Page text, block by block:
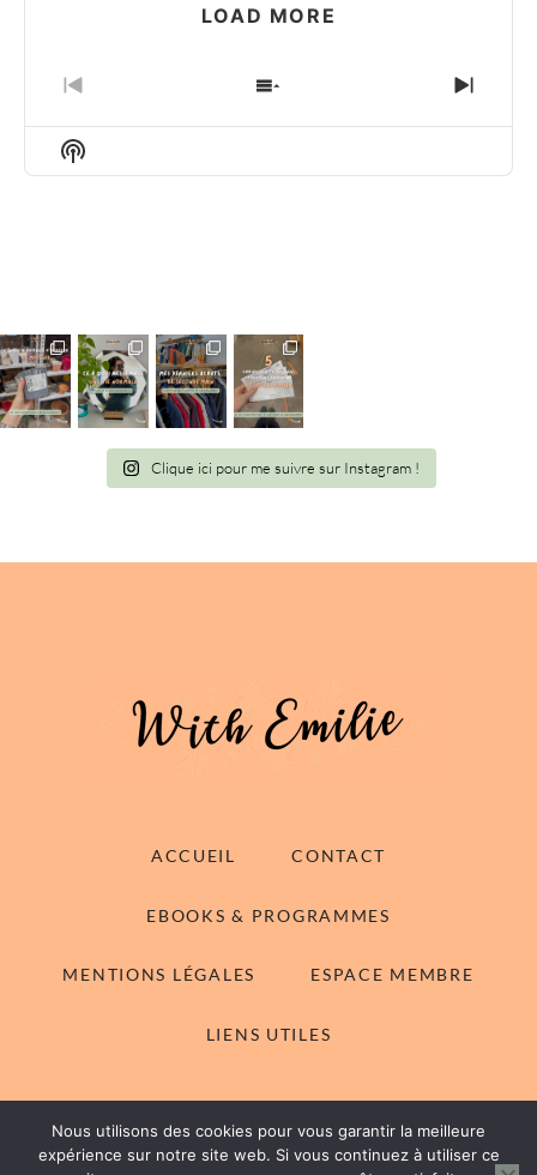
LOAD MORE
PREVIOUS
EPISODE
SHOW
EPISODES
NEXT
Show
Podcast
Clique ici pour me suivre sur Instagram !
ACCUEIL CONTACT
EBOOKS & PROGRAMMES
MENTIONS LÉGALES ESPACE MEMBRE
LIENS UTILES
© 2014-2026 With Emilie - Tous droits réservés
Nous utilisons des cookies pour vous garantir la meilleure
expérience sur notre site web. Si vous continuez à utiliser ce